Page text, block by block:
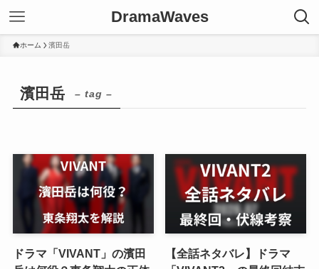
DramaWaves
ホーム 濱田岳
濱田岳 – tag –
ドラマ「VIVANT」の濱田
【全話ネタバレ】ドラマ